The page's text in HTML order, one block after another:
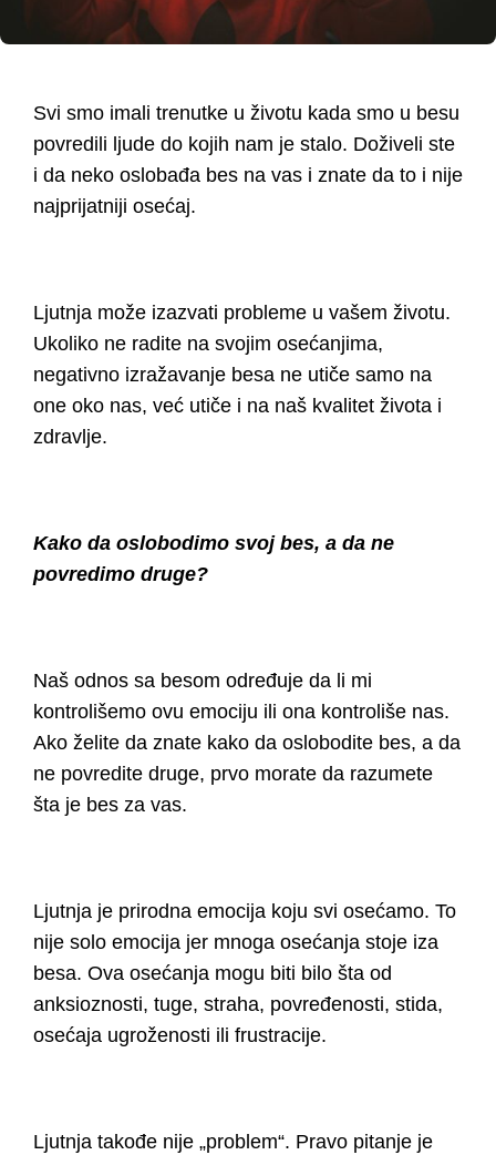
Testiranja i Procena
HR Administracija
Organizaciona Kultura
Medijacija Zaposlenih
Priručnik za zaposlene
Psihologija ljudskih odnosa
Neverbalna komunikacija
Deontologija poslovanja
Psihologija manipulacije
Business continuity
Psihoterapija
Svi smo imali trenutke u životu kada smo u besu
povredili ljude do kojih nam je stalo. Doživeli ste
i da neko oslobađa bes na vas i znate da to i nije
najprijatniji osećaj.
Ljutnja može izazvati probleme u vašem životu.
Ukoliko ne radite na svojim osećanjima,
negativno izražavanje besa ne utiče samo na
one oko nas, već utiče i na naš kvalitet života i
zdravlje.
Kako da oslobodimo svoj bes, a da ne
povredimo druge?
Naš odnos sa besom određuje da li mi
kontrolišemo ovu emociju ili ona kontroliše nas.
Ako želite da znate kako da oslobodite bes, a da
ne povredite druge, prvo morate da razumete
šta je bes za vas.
Ljutnja je prirodna emocija koju svi osećamo. To
nije solo emocija jer mnoga osećanja stoje iza
besa. Ova osećanja mogu biti bilo šta od
anksioznosti, tuge, straha, povređenosti, stida,
osećaja ugroženosti ili frustracije.
Ljutnja takođe nije „problem“. Pravo pitanje je